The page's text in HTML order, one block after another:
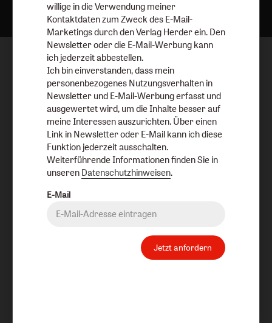
willige in die Verwendung meiner
Kontaktdaten zum Zweck des E-Mail-
Marketings durch den Verlag Herder ein. Den
Newsletter oder die E-Mail-Werbung kann
ich jederzeit abbestellen.
Ich bin einverstanden, dass mein
personenbezogenes Nutzungsverhalten in
Newsletter und E-Mail-Werbung erfasst und
ausgewertet wird, um die Inhalte besser auf
meine Interessen auszurichten. Über einen
Link in Newsletter oder E-Mail kann ich diese
Funktion jederzeit ausschalten.
Weiterführende Informationen finden Sie in
unseren Datenschutzhinweisen.
E-Mail
Jetzt anfordern